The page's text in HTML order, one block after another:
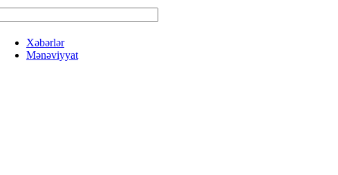
Xəbərlər
Mənəviyyat